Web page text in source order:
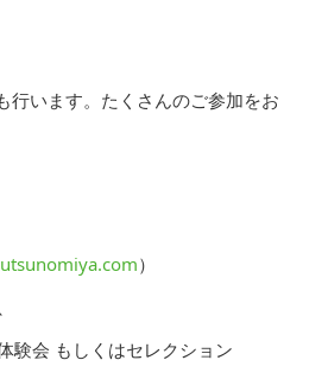
います。たくさんのご参加をお
）
験会 もしくはセレクション